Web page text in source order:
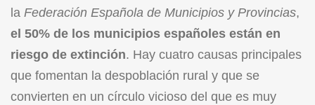
la Federación Española de Municipios y Provincias,
el 50% de los municipios españoles están en
riesgo de extinción. Hay cuatro causas principales
que fomentan la despoblación rural y que se
convierten en un círculo vicioso del que es muy